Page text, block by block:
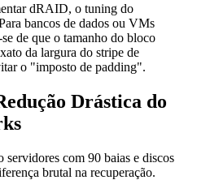
dRAID, o tuning do
bancos de dados ou VMs
de que o tamanho do bloco
da largura do stripe de
o "imposto de padding".
Drástica do
com 90 baias e discos
brutal na recuperação.